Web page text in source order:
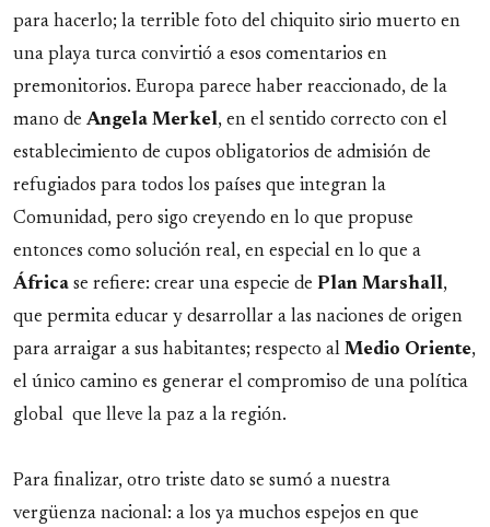
para hacerlo; la terrible foto del chiquito sirio muerto en
una playa turca convirtió a esos comentarios en
premonitorios. Europa parece haber reaccionado, de la
mano de Angela Merkel, en el sentido correcto con el
establecimiento de cupos obligatorios de admisión de
refugiados para todos los países que integran la
Comunidad, pero sigo creyendo en lo que propuse
entonces como solución real, en especial en lo que a
África se refiere: crear una especie de Plan Marshall,
que permita educar y desarrollar a las naciones de origen
para arraigar a sus habitantes; respecto al Medio Oriente,
el único camino es generar el compromiso de una política
global que lleve la paz a la región.
Para finalizar, otro triste dato se sumó a nuestra
vergüenza nacional: a los ya muchos espejos en que